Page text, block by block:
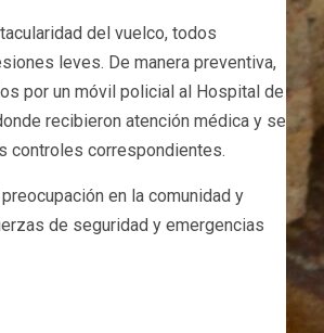
del vuelco, todos
leves. De manera preventiva,
por un móvil policial al Hospital de
recibieron atención médica y se
controles correspondientes.
en la comunidad y
de seguridad y emergencias